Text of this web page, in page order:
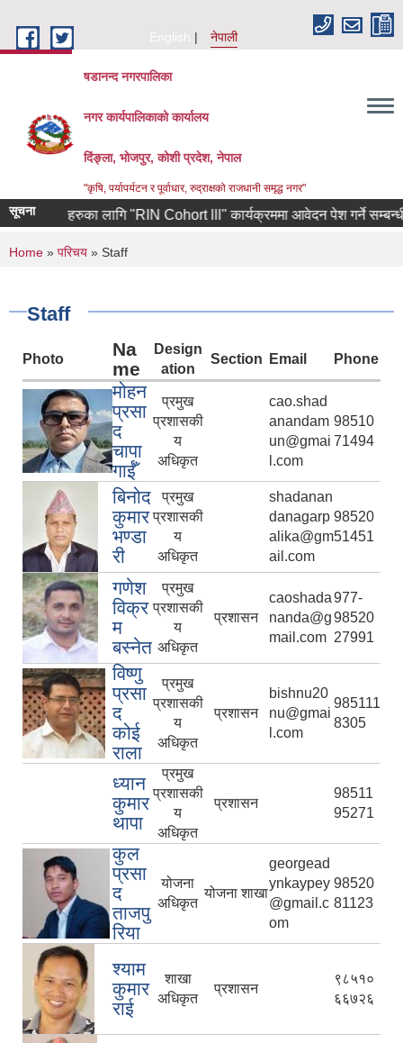
English
नेपाली
षडानन्द नगरपालिका
नगर कार्यपालिकाको कार्यालय
दिंङ्ला, भोजपुर, कोशी प्रदेश, नेपाल
"कृषि, पर्यापर्यटन र पूर्वाधार, रुद्राक्षको राजधानी समृद्ध नगर"
सूचना
उद्यमीहरुका लागि "RIN Cohort lll" कार्यक्रममा आवेदन पेश गर्ने सम्बन्धी श्री
You are here
Home » परिचय » Staff
Staff
Photo
Na
me
Design
ation
Section Email Phone
मोहन
प्रसा
द
चापा
गाईँ
प्रमुख
प्रशासकी
य
अधिकृत
cao.shad
anandam
un@gmai
l.com
98510
71494
बिनोद
कुमार
भण्डा
री
प्रमुख
प्रशासकी
य
अधिकृत
shadanan
danagarp
alika@gm
ail.com
98520
51451
गणेश
विक्र
म
बस्नेत
प्रमुख
प्रशासकी
य
अधिकृत
प्रशासन
caoshada
nanda@g
mail.com
977-
98520
27991
विष्णु
प्रसा
द
कोई
राला
प्रमुख
प्रशासकी
य
अधिकृत
प्रशासन
bishnu20
nu@gmai
l.com
985111
8305
ध्यान
कुमार
थापा
प्रमुख
प्रशासकी
य
अधिकृत
प्रशासन
98511
95271
कुल
प्रसा
द
ताजपु
रिया
योजना
अधिकृत
योजना शाखा
georgead
ynkaypey
@gmail.c
om
98520
81123
श्याम
कुमार
राई
शाखा
अधिकृत
प्रशासन
९८५१०
६६७२६